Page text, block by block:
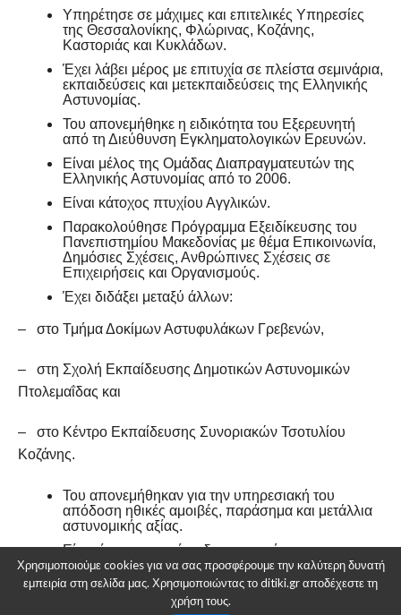
Υπηρέτησε σε μάχιμες και επιτελικές Υπηρεσίες
της Θεσσαλονίκης, Φλώρινας, Κοζάνης,
Καστοριάς και Κυκλάδων.
Έχει λάβει μέρος με επιτυχία σε πλείστα σεμινάρια,
εκπαιδεύσεις και μετεκπαιδεύσεις της Ελληνικής
Αστυνομίας.
Του απονεμήθηκε η ειδικότητα του Εξερευνητή
από τη Διεύθυνση Εγκληματολογικών Ερευνών.
Είναι μέλος της Ομάδας Διαπραγματευτών της
Ελληνικής Αστυνομίας από το 2006.
Είναι κάτοχος πτυχίου Αγγλικών.
Παρακολούθησε Πρόγραμμα Εξειδίκευσης του
Πανεπιστημίου Μακεδονίας με θέμα Επικοινωνία,
Δημόσιες Σχέσεις, Ανθρώπινες Σχέσεις σε
Επιχειρήσεις και Οργανισμούς.
Έχει διδάξει μεταξύ άλλων:
– στο Τμήμα Δοκίμων Αστυφυλάκων Γρεβενών,
– στη Σχολή Εκπαίδευσης Δημοτικών Αστυνομικών
Πτολεμαΐδας και
– στο Κέντρο Εκπαίδευσης Συνοριακών Τσοτυλίου
Κοζάνης.
Του απονεμήθηκαν για την υπηρεσιακή του
απόδοση ηθικές αμοιβές, παράσημα και μετάλλια
αστυνομικής αξίας.
Είναι έγγαμος και έχει δυο γιους, έναν
Ηλεκτρολόγο Μηχανικό και έναν Χημικό.
Χρησιμοποιούμε cookies για να σας προσφέρουμε την καλύτερη δυνατή
εμπειρία στη σελίδα μας. Χρησιμοποιώντας το ditiki.gr αποδέχεστε τη
χρήση τους.